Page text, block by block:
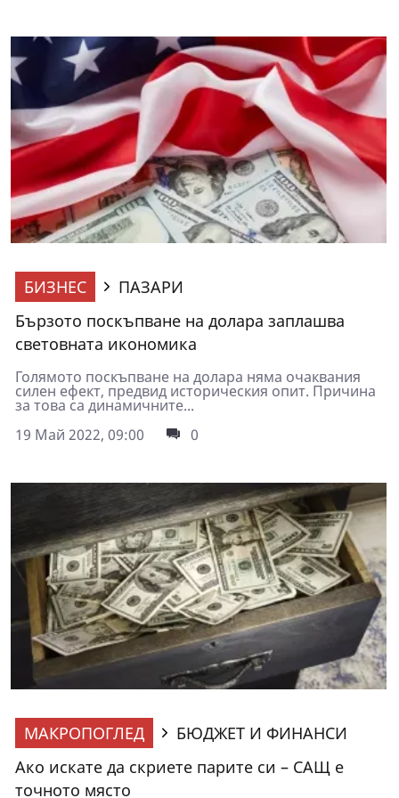
БИЗНЕС
ПАЗАРИ
Бързото поскъпване на долара заплашва
световната икономика
Голямото поскъпване на долара няма очаквания
силен ефект, предвид историческия опит. Причина
за това са динамичните...
19 Май 2022, 09:00
0
МАКРОПОГЛЕД
БЮДЖЕТ И ФИНАНСИ
Ако искате да скриете парите си – САЩ е
точното място